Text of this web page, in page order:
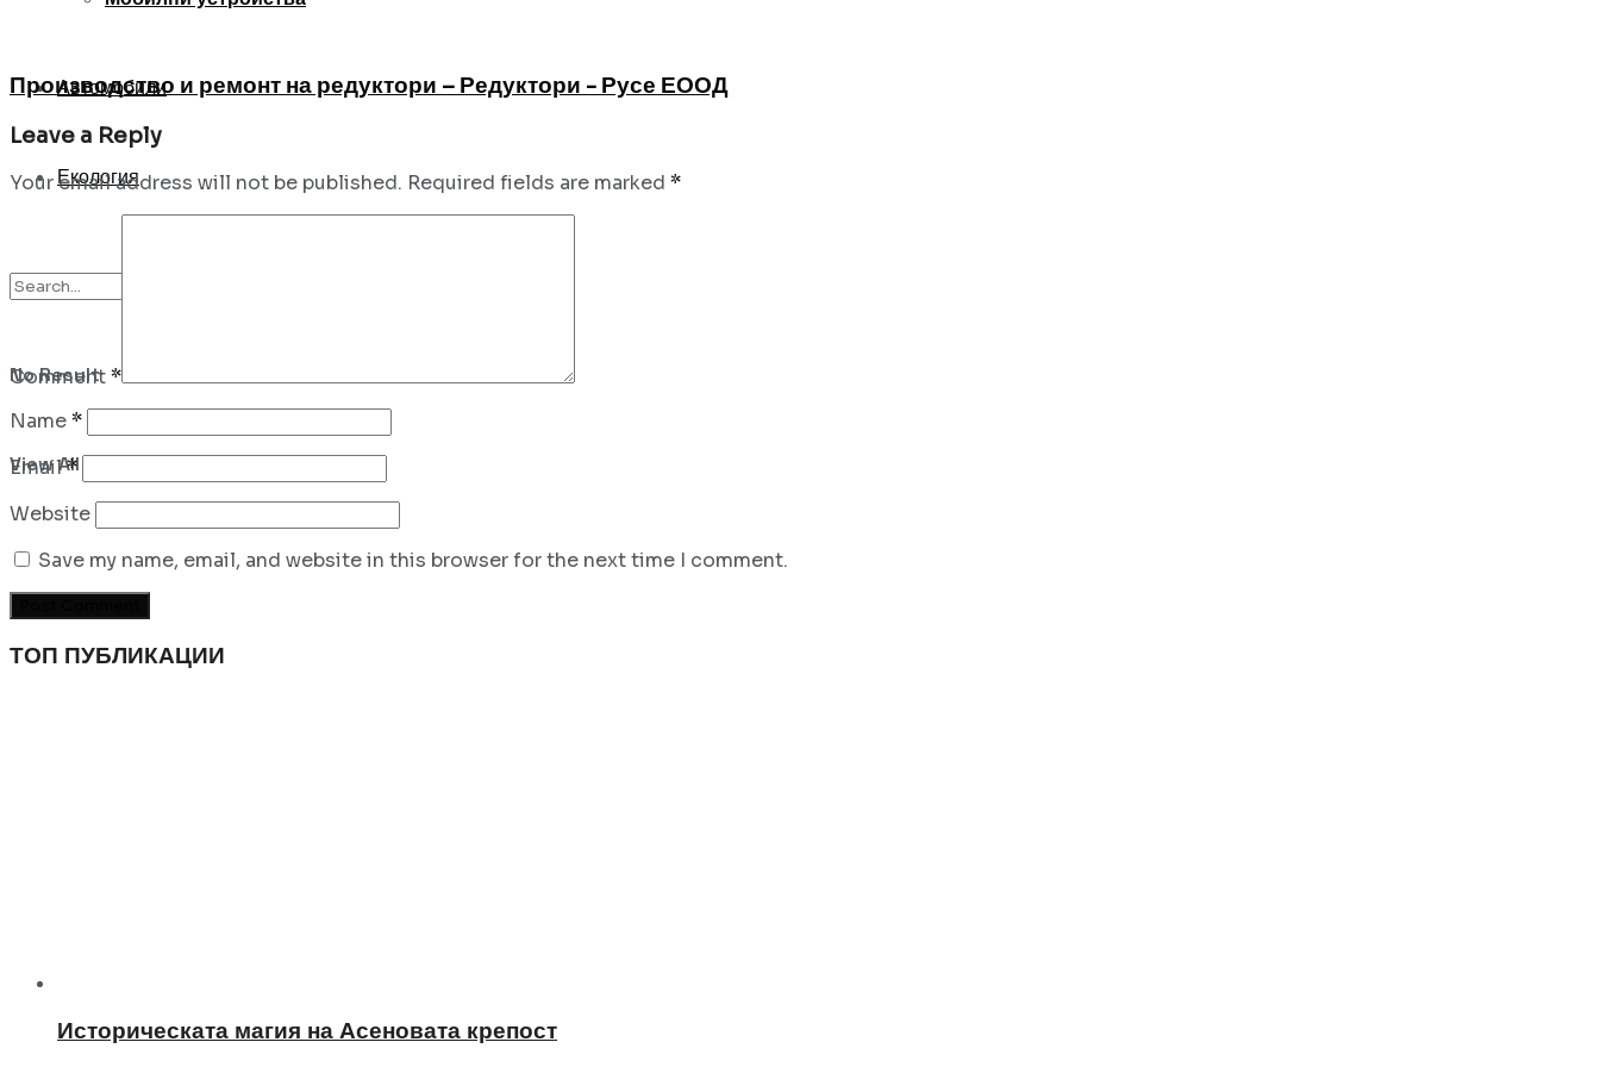
Автомобили
Екология
No Result
View All Result
Производство и ремонт на редуктори – Редуктори - Русе ЕООД
Leave a Reply
Your email address will not be published. Required fields are marked *
Comment*
Name*
Email*
Website
Save my name, email, and website in this browser for the next time I comment.
ТОП ПУБЛИКАЦИИ
Историческата магия на Асеновата крепост